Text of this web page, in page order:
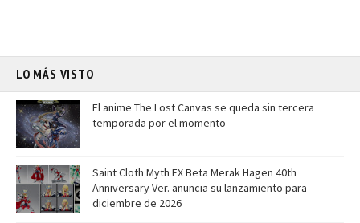
LO MÁS VISTO
El anime The Lost Canvas se queda sin tercera
temporada por el momento
Saint Cloth Myth EX Beta Merak Hagen 40th
Anniversary Ver. anuncia su lanzamiento para
diciembre de 2026